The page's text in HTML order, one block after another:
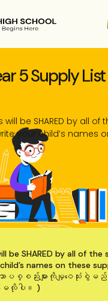
5 Supply
be SHARED by all of
your child’s names
be SHARED by all of the
names on these
းသောပစ္စည်းများကိုမျှဝေသုံ
မလိုပါ။ )